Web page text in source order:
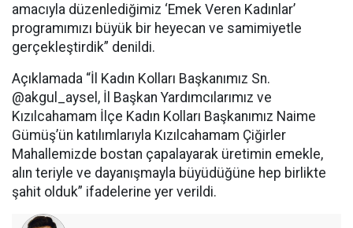
amacıyla düzenlediğimiz ‘Emek Veren Kadınlar’
programımızı büyük bir heyecan ve samimiyetle
gerçekleştirdik” denildi.
Açıklamada “İl Kadın Kolları Başkanımız Sn.
@akgul_aysel, İl Başkan Yardımcılarımız ve
Kızılcahamam İlçe Kadın Kolları Başkanımız Naime
Gümüş’ün katılımlarıyla Kızılcahamam Çiğirler
Mahallemizde bostan çapalayarak üretimin emekle,
alın teriyle ve dayanışmayla büyüdüğüne hep birlikte
şahit olduk” ifadelerine yer verildi.